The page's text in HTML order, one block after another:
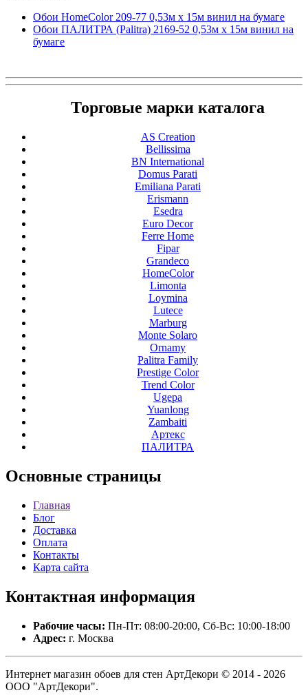
Обои HomeColor 209-77 0,53м x 15м винил на бумаге
Обои ПАЛИТРА (Palitra) 2169-52 0,53м x 15м винил на
бумаге
Торговые марки каталога
AS Creation
Bellissima
BN International
Domus Parati
Emiliana Parati
Erismann
Esedra
Euro Decor
Ferre Home
Fipar
Grandeco
HomeColor
Limonta
Loymina
Lutece
Marburg
Monte Solaro
Ornamy
Palitra Family
Prestige Color
Trend Color
Ugepa
Yuanlong
Zambaiti
Артекс
ПАЛИТРА
Основные страницы
Главная
Блог
Доставка
Оплата
Контакты
Карта сайта
Контактная информация
Рабочие часы: Пн-Пт: 08:00-20:00, Сб-Вс: 10:00-18:00
Адрес: г. Москва
Интернет магазин обоев для стен АртДекори © 2014 - 2026
ООО "АртДекори".